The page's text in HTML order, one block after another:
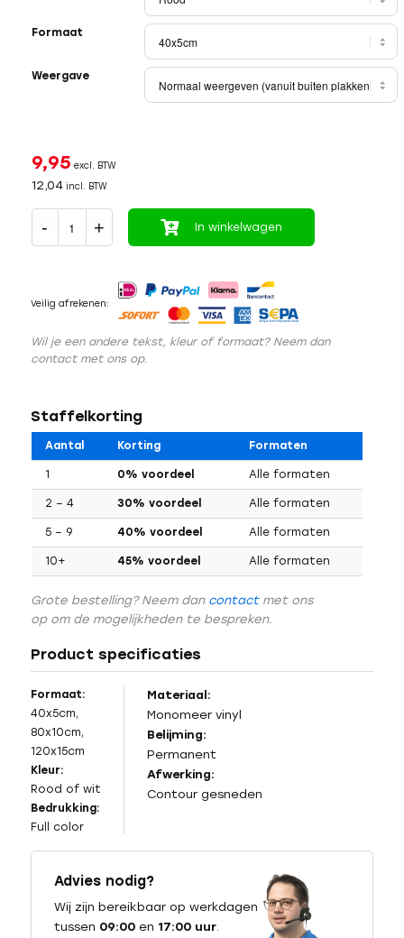
Formaat
Weergave
9,95 excl. BTW
12,04incl. BTW
In winkelwagen
Veilig afrekenen:
Wil je een andere tekst, kleur of formaat? Neem dan
contact met ons op.
Staffelkorting
Aantal Korting Formaten
1 0% voordeel Alle formaten
2 – 4 30% voordeel Alle formaten
5 – 9 40% voordeel Alle formaten
10+ 45% voordeel Alle formaten
Grote bestelling? Neem dan contactmet ons
op om de mogelijkheden te bespreken.
Product specificaties
Formaat:
40x5cm,
80x10cm,
120x15cm
Kleur:
Rood of wit
Bedrukking:
Full color
Materiaal:
Monomeer vinyl
Belijming:
Permanent
Afwerking:
Contour gesneden
Advies nodig?
Wij zijn bereikbaar op werkdagen
tussen 09:00en 17:00 uur.